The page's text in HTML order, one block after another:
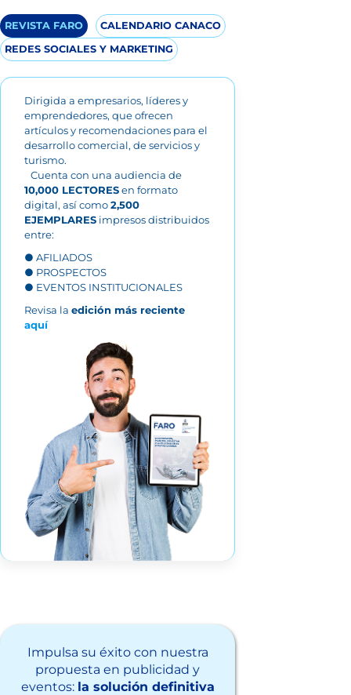
REVISTA FARO
CALENDARIO CANACO
REDES SOCIALES Y MARKETING
Dirigida a empresarios, líderes y
emprendedores, que ofrecen
artículos y recomendaciones para el
desarrollo comercial, de servicios y
turismo.
Cuenta con una audiencia de
10,000 LECTORESen formato
digital, así como2,500
EJEMPLARES impresos distribuidos
entre:
● AFILIADOS
● PROSPECTOS
● EVENTOS INSTITUCIONALES
Revisa la edición más reciente
aquí
Impulsa su éxito con nuestra
propuesta en publicidad y
eventos: la solución definitiva